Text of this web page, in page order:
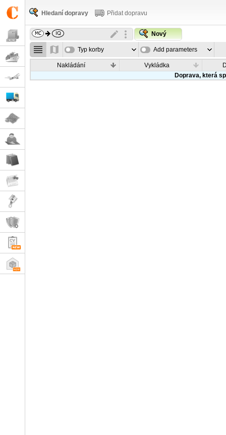
Hledaní dopravy Přidat dopravu
Nový
Typ korby Add parameters
Nakládání Vykládka
Doprava, která